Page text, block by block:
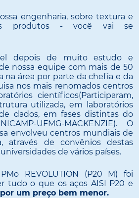
engenharia, sobre textura e
produtos - você vai se
depois de muito estudo e
nossa equipe com mais de 50
na área por parte da chefia e da
nos mais renomados centros
científicos(Participaram,
utilizada, em laboratórios
dados, em fases distintas do
UFMG-MACKENZIE). O
envolveu centros mundiais de
através de convênios destas
de vários países.
REVOLUTION (P20 M) foi
tudo o que os aços AISI P20 e
um preço bem menor.